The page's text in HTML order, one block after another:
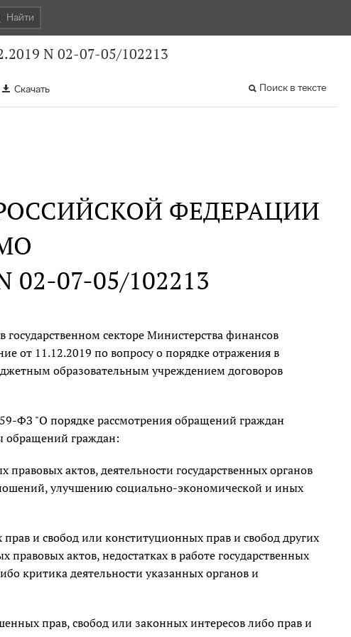
Найти
N 02-07-05/102213
Скачать Поиск в тексте
ФЕДЕРАЦИИ
02-07-05/102213
секторе Министерства финансов
от 11.12.2019 по вопросу о порядке отражения в
образовательным учреждением договоров
ФЗ "О порядке рассмотрения обращений граждан
обращений граждан:
актов, деятельности государственных органов
улучшению социально-экономической и иных
и свобод или конституционных прав и свобод других
актов, недостатках в работе государственных
критика деятельности указанных органов и
прав, свобод или законных интересов либо прав и